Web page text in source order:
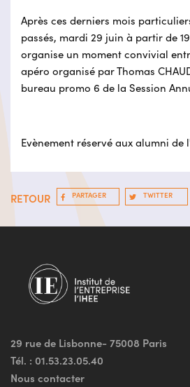
Après ces derniers mois
passés, mardi 29 juin à partir de
organise un moment convivial
apéro organisé par Thomas
bureau promo 6 de la Session
Evènement réservé aux alumni de
RETOUR PARTAGER TWITTER
29 rue de Lisbonne- 75008 Paris
Tél. : 01.53.23.05.40
Nous contacter